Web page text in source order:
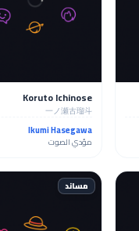
Koruto Ichinose
一ノ瀬古瑠斗
Ikumi Hasegawa
مؤدي الصوت
مساند